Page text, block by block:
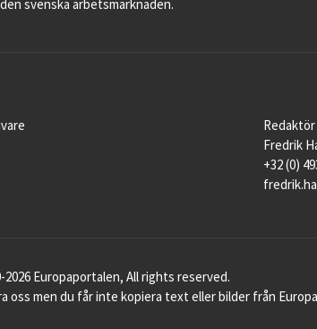
svenska arbetsmarknaden.
Redaktör
Fredrik
+32 (0)
Europaportalen, All rights reserved.
oss men du får inte kopiera text eller bilder från